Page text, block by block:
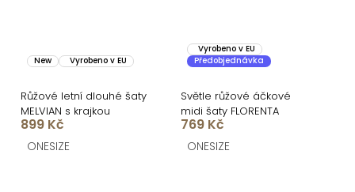
New Vyrobeno v EU
Růžové letní dlouhé šaty
MELVIAN s krajkou
899 Kč
ONESIZE
Vyrobeno v EU
Předobjednávka
Světle růžové áčkové
midi šaty FLORENTA
769 Kč
ONESIZE